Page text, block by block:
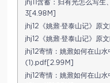
jhj11含蓄：归有光怎么写
3[4.98M]
jhj12《姚鼐·登泰山记》原
jhj12《姚鼐·登泰山记》原
jhj12寄情：姚鼐如何在山水
(1).pdf[2.99M]
jhj12寄情：姚鼐如何在山水